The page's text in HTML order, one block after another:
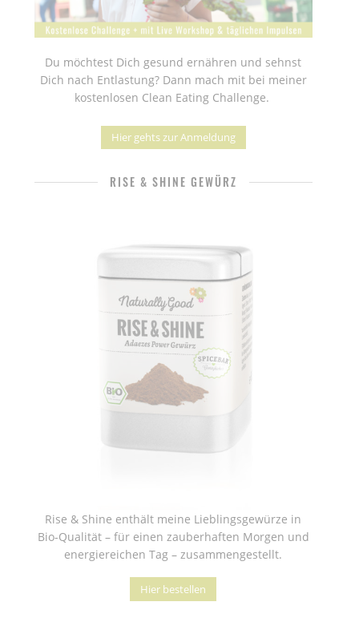
Du möchtest Dich gesund ernähren und sehnst
Dich nach Entlastung? Dann mach mit bei meiner
kostenlosen Clean Eating Challenge.
Hier gehts zur Anmeldung
RISE & SHINE GEWÜRZ
Rise & Shine enthält meine Lieblingsgewürze in
Bio-Qualität – für einen zauberhaften Morgen und
energiereichen Tag – zusammengestellt.
Hier bestellen